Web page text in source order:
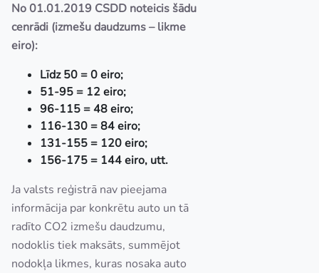
No 01.01.2019 CSDD noteicis šādu
cenrādi (izmešu daudzums – likme
eiro):
Līdz 50 = 0 eiro;
51-95 = 12 eiro;
96-115 = 48 eiro;
116-130 = 84 eiro;
131-155 = 120 eiro;
156-175 = 144 eiro, utt.
Ja valsts reģistrā nav pieejama
informācija par konkrētu auto un tā
radīto CO2 izmešu daudzumu,
nodoklis tiek maksāts, summējot
nodokļa likmes, kuras nosaka auto